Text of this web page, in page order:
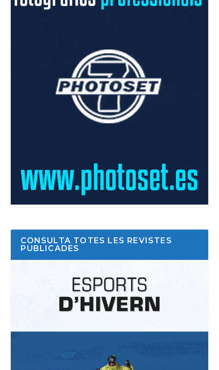
CONSULTA TOTES LES REVISTES
PUBLICADES